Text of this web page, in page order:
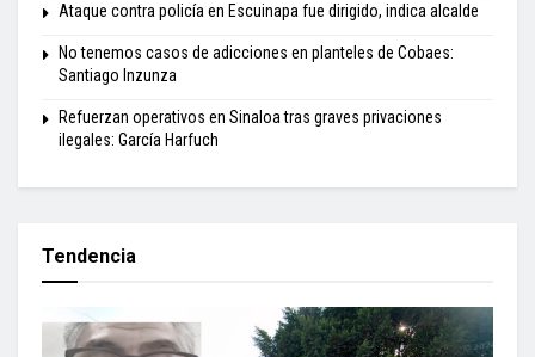
Ataque contra policía en Escuinapa fue dirigido, indica alcalde
No tenemos casos de adicciones en planteles de Cobaes:
Santiago Inzunza
Refuerzan operativos en Sinaloa tras graves privaciones
ilegales: García Harfuch
Tendencia